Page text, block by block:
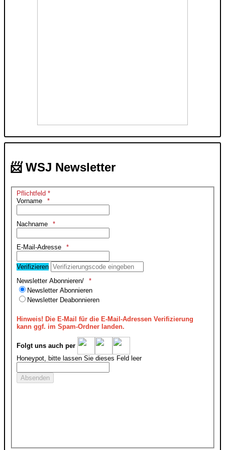
📨 WSJ Newsletter
Pflichtfeld *
Vorname
Nachname
E-Mail-Adresse
Verifizieren
Newsletter Abonnieren/
Newsletter Abonnieren
Newsletter Deabonnieren
Hinweis! Die E-Mail für die E-Mail-Adressen Verifizierung
kann ggf. im Spam-Ordner landen.
Folgt uns auch per
Honeypot, bitte lassen Sie dieses Feld leer